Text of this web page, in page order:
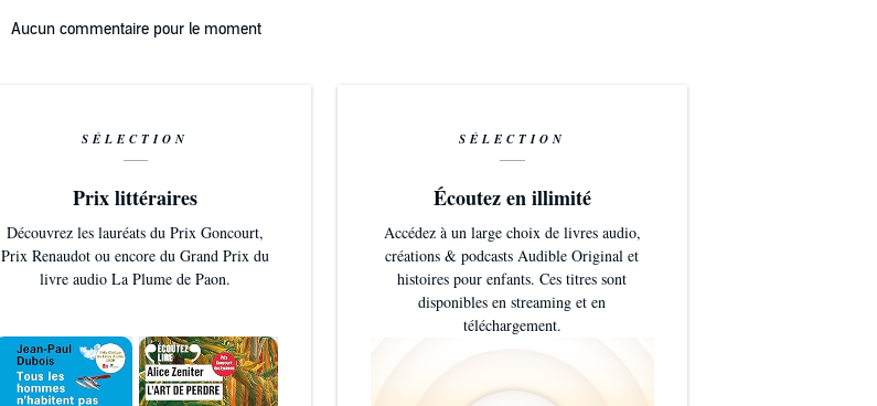
Aucun commentaire pour le moment
SÉLECTION
Prix littéraires
Découvrez les lauréats du Prix Goncourt,
Prix Renaudot ou encore du Grand Prix du
livre audio La Plume de Paon.
SÉLECTION
Écoutez en illimité
Accédez à un large choix de livres audio,
créations & podcasts Audible Original et
histoires pour enfants. Ces titres sont
disponibles en streaming et en
téléchargement.